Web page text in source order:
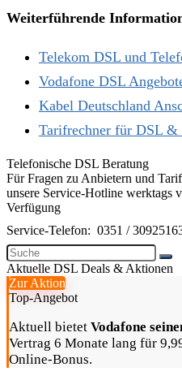
Weiterführende
Telekom DSL und
Vodafone DSL
Kabel Deutschland
Tarifrechner für DSL &
Telefonische DSL Beratung
Für Fragen zu Anbietern und
unsere Service-Hotline werktags
Verfügung
Service-Telefon: 0351 /
Aktuelle DSL Deals & Aktionen
Zur Aktion
Top-Angebot
Aktuell bietet Vodafone
Vertrag 6 Monate lang für
Online-Bonus.